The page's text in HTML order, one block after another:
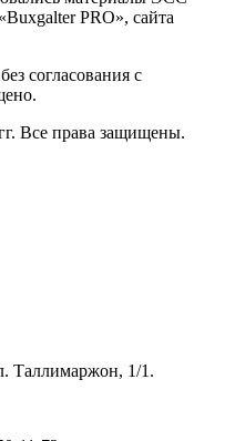
PRO», сайта
согласования с
Все права защищены.
Таллимаржон, 1/1.